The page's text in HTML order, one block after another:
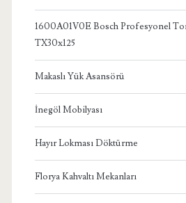
1600A01V0E Bosch Profesyonel
TX30x125
Makaslı Yük Asansörü
İnegöl Mobilyası
Hayır Lokması Döktürme
Florya Kahvaltı Mekanları